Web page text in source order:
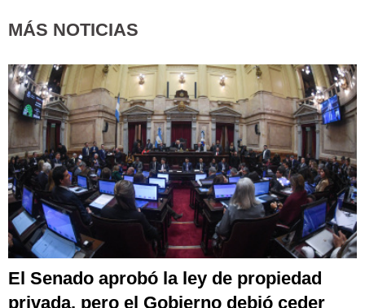
MÁS NOTICIAS
El Senado aprobó la ley de propiedad
privada, pero el Gobierno debió ceder